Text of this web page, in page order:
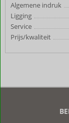
Algemene indruk
Ligging
Service
Prijs/kwaliteit